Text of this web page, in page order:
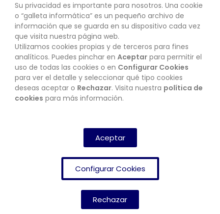
CONTACTO
BOLETÍN
© Copyright 2024. All Rights Reserved.
Su privacidad es importante para nosotros. Una cookie
o “galleta informática” es un pequeño archivo de
información que se guarda en su dispositivo cada vez
que visita nuestra página web.
Utilizamos cookies propias y de terceros para fines
analíticos. Puedes pinchar en Aceptar para permitir el
uso de todas las cookies o en Configurar Cookies
para ver el detalle y seleccionar qué tipo cookies
deseas aceptar o Rechazar. Visita nuestra política de
cookies para más información.
Aceptar
Configurar Cookies
Rechazar